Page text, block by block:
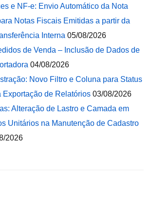
e NF-e: Envio Automático da Nota
Notas Fiscais Emitidas a partir da
Interna 05/08/2026
de Venda – Inclusão de Dados de
04/08/2026
Novo Filtro e Coluna para Status
Exportação de Relatórios 03/08/2026
Alteração de Lastro e Camada em
Unitários na Manutenção de Cadastro
2026